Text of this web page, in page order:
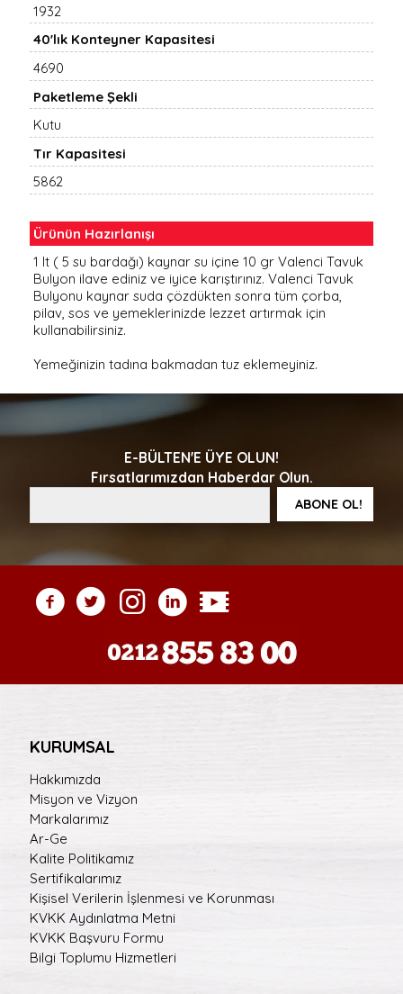
1932
40'lık Konteyner Kapasitesi
4690
Paketleme Şekli
Kutu
Tır Kapasitesi
5862
Ürünün Hazırlanışı
1 lt ( 5 su bardağı) kaynar su içine 10 gr Valenci Tavuk
Bulyon ilave ediniz ve iyice karıştırınız. Valenci Tavuk
Bulyonu kaynar suda çözdükten sonra tüm çorba,
pilav, sos ve yemeklerinizde lezzet artırmak için
kullanabilirsiniz.
Yemeğinizin tadına bakmadan tuz eklemeyiniz.
E-BÜLTEN'E ÜYE OLUN!
Fırsatlarımızdan Haberdar Olun.
KURUMSAL
Hakkımızda
Misyon ve Vizyon
Markalarımız
Ar-Ge
Kalite Politikamız
Sertifikalarımız
Kişisel Verilerin İşlenmesi ve Korunması
KVKK Aydınlatma Metni
KVKK Başvuru Formu
Bilgi Toplumu Hizmetleri